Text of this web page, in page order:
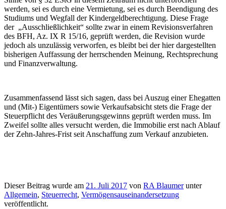
werden, sei es durch eine Vermietung, sei es durch Beendigung des
Studiums und Wegfall der Kindergeldberechtigung. Diese Frage
der „Ausschließlichkeit“ sollte zwar in einem Revisionsverfahren
des BFH, Az. IX R 15/16, geprüft werden, die Revision wurde
jedoch als unzulässig verworfen, es bleibt bei der hier dargestellten
bisherigen Auffassung der herrschenden Meinung, Rechtsprechung
und Finanzverwaltung.
Zusammenfassend lässt sich sagen, dass bei Auszug einer Ehegatten
und (Mit-) Eigentümers sowie Verkaufsabsicht stets die Frage der
Steuerpflicht des Veräußerungsgewinns geprüft werden muss. Im
Zweifel sollte alles versucht werden, die Immobilie erst nach Ablauf
der Zehn-Jahres-Frist seit Anschaffung zum Verkauf anzubieten.
Dieser Beitrag wurde am 21. Juli 2017 von RA Blaumerunter
Allgemein, Steuerrecht, Vermögensauseinandersetzung
veröffentlicht.